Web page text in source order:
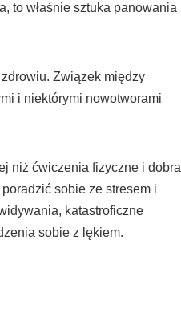
to właśnie sztuka panowania
Związek między
i niektórymi nowotworami
niż ćwiczenia fizyczne i dobra
sobie ze stresem i
katastroficzne
sobie z lękiem.